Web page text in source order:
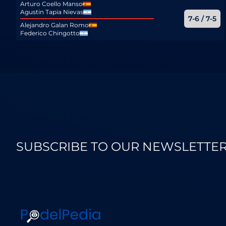
Arturo Coello Manso
Agustin Tapia Nievas
Alejandro Galan Romo
Federico Chingotto
7-6 / 7-5
SUBSCRIBE TO OUR